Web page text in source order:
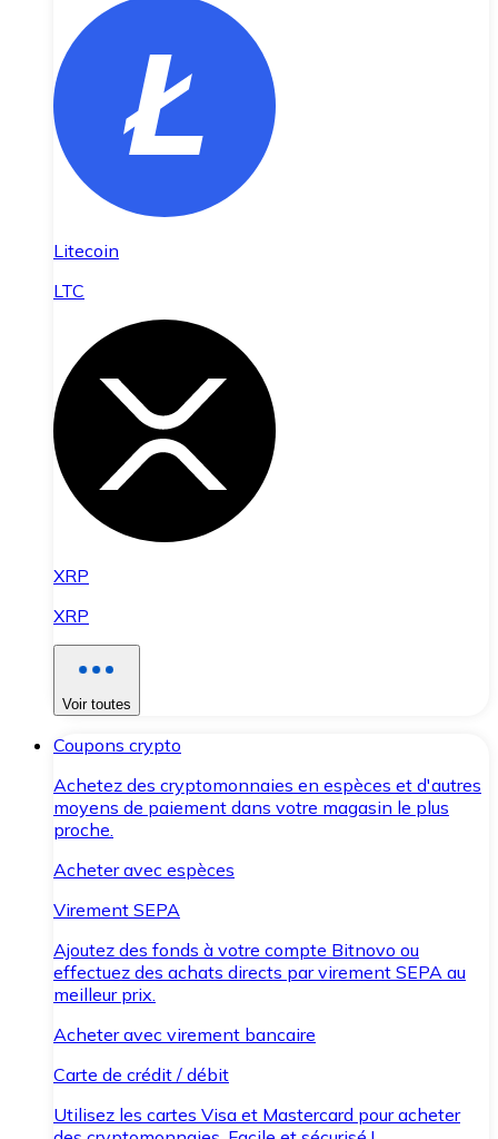
Litecoin
LTC
XRP
XRP
Voir toutes
Coupons crypto
Achetez des cryptomonnaies en espèces et d'autres
moyens de paiement dans votre magasin le plus
proche.
Acheter avec espèces
Virement SEPA
Ajoutez des fonds à votre compte Bitnovo ou
effectuez des achats directs par virement SEPA au
meilleur prix.
Acheter avec virement bancaire
Carte de crédit / débit
Utilisez les cartes Visa et Mastercard pour acheter